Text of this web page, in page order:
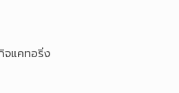
แคทอริ่ง